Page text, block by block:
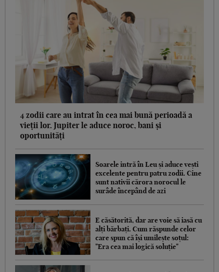
4 zodii care au intrat în cea mai bună perioadă a
vieții lor. Jupiter le aduce noroc, bani și
oportunități
Soarele intră în Leu și aduce vești
excelente pentru patru zodii. Cine
sunt nativii cărora norocul le
surâde începând de azi
E căsătorită, dar are voie să iasă cu
alți bărbați. Cum răspunde celor
care spun că își umilește soțul:
"Era cea mai logică soluție"